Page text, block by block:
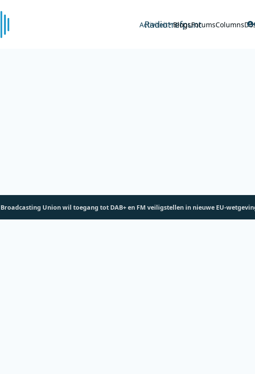
Radiotrefpunt
Activiteit BlogsForumsColumns
Union wil toegang tot DAB+ en FM veiligstellen in nieuwe EU-